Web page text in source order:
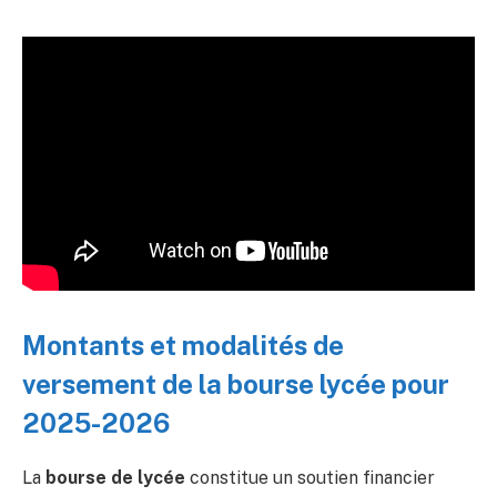
Montants et modalités de
versement de la bourse lycée pour
2025-2026
La bourse de lycée constitue un soutien financier